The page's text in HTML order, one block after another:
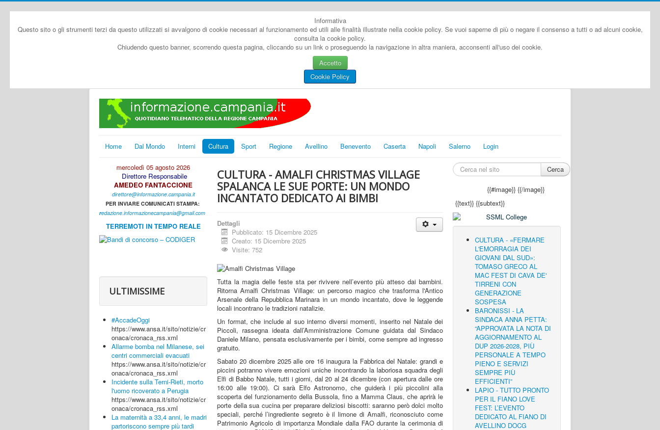
Informativa
Questo sito o gli strumenti terzi da questo utilizzati si avvalgono di cookie necessari al funzionamento ed utili alle finalità illustrate nella cookie policy. Se vuoi saperne di più o negare il consenso a tutti o ad alcuni cookie,
consulta la cookie policy.
Chiudendo questo banner, scorrendo questa pagina, cliccando su un link o proseguendo la navigazione in altra maniera, acconsenti all'uso dei cookie.
Accetto
Cookie Policy
Home Dal Mondo Interni Cultura Sport Regione Avellino Benevento Caserta Napoli Salerno Login
mercoledì 05 agosto 2026
Direttore Responsabile
AMEDEO FANTACCIONE
direttore@informazione.campania.it
PER INVIARE COMUNICATI STAMPA:
redazione.informazionecampania@gmail.com
TERREMOTI IN TEMPO REALE
ULTIMISSIME
#AccadeOggi
https://www.ansa.it/sito/notizie/cr
onaca/cronaca_rss.xml
Allarme bomba nel Milanese, sei
centri commerciali evacuati
https://www.ansa.it/sito/notizie/cr
onaca/cronaca_rss.xml
Incidente sulla Terni-Rieti, morto
l'uomo ricoverato a Perugia
https://www.ansa.it/sito/notizie/cr
onaca/cronaca_rss.xml
La maternità a 33,4 anni, le madri
partoriscono sempre più tardi
CULTURA - AMALFI CHRISTMAS VILLAGE
SPALANCA LE SUE PORTE: UN MONDO
INCANTATO DEDICATO AI BIMBI
Dettagli
Pubblicato: 15 Dicembre 2025
Creato: 15 Dicembre 2025
Visite: 752
Tutta la magia delle feste sta per rivivere nell’evento più atteso dai bambini.
Ritorna Amalfi Christmas Village: un percorso magico che trasforma l'Antico
Arsenale della Repubblica Marinara in un mondo incantato, dove le leggende
locali incontrano le tradizioni natalizie.
Un format, che include al suo interno diversi momenti, inserito nel Natale dei
Piccoli, rassegna ideata dall’Amministrazione Comune guidata dal Sindaco
Daniele Milano, pensata esclusivamente per i bimbi, come sempre ad ingresso
gratuito.
Sabato 20 dicembre 2025 alle ore 16 inaugura la Fabbrica del Natale: grandi e
piccini potranno vivere emozioni uniche incontrando la laboriosa squadra degli
Elfi di Babbo Natale, tutti i giorni, dal 20 al 24 dicembre (con apertura dalle ore
16:00 alle 19:00). Ci sarà Elfo Astronomo, che guiderà i più piccolini alla
scoperta del funzionamento della Bussola, fino a Mamma Claus, che aprirà le
porte della sua cucina per preparare deliziosi biscotti: saranno però dolci molto
speciali, perché l’ingrediente segreto è il limone di Amalfi, riconosciuto come
Patrimonio Agricolo di importanza Mondiale dalla FAO durante la cerimonia di
Cerca
{{#image}}{{/image}}
{{text}} {{subtext}}
CULTURA - «FERMARE
L'EMORRAGIA DEI
GIOVANI DAL SUD»:
TOMASO GRECO AL
MAC FEST DI CAVA DE'
TIRRENI CON
GENERAZIONE
SOSPESA
BARONISSI - LA
SINDACA ANNA PETTA:
“APPROVATA LA NOTA DI
AGGIORNAMENTO AL
DUP 2026-2028, PIÙ
PERSONALE A TEMPO
PIENO E SERVIZI
SEMPRE PIÙ
EFFICIENTI”
LAPIO - TUTTO PRONTO
PER IL FIANO LOVE
FEST: L’EVENTO
DEDICATO AL FIANO DI
AVELLINO DOCG